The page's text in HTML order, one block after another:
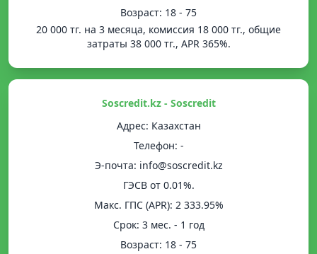
Возраст: 18 - 75
20 000 тг. на 3 месяца, комиссия 18 000 тг., общие
затраты 38 000 тг., APR 365%.
Soscredit.kz - Soscredit
Адрес: Казахстан
Телефон: -
Э-почта: info@soscredit.kz
ГЭСВ от 0.01%.
Mакс. ГПС (APR): 2 333.95%
Срок: 3 мес. - 1 год
Возраст: 18 - 75